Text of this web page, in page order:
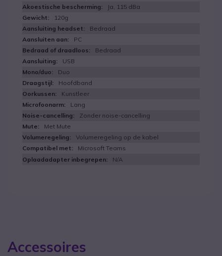
Ja, 115 dBa
120g
Bedraad
PC
Bedraad
USB
Duo
Hoofdband
Kunstleer
Lang
Zonder noise-cancelling
Met Mute
Volumeregeling op de kabel
Microsoft Teams
N/A
Accessoires